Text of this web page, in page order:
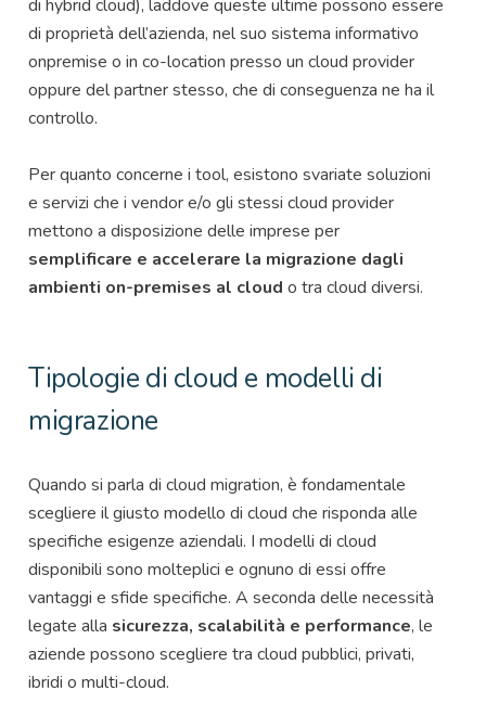
di hybrid cloud), laddove queste ultime possono essere
di proprietà dell’azienda, nel suo sistema informativo
onpremise o in co-location presso un cloud provider
oppure del partner stesso, che di conseguenza ne ha il
controllo.
Per quanto concerne i tool, esistono svariate soluzioni
e servizi che i vendor e/o gli stessi cloud provider
mettono a disposizione delle imprese per
semplificare e accelerare la migrazione dagli
ambienti on-premises al cloud o tra cloud diversi.
Tipologie di cloud e modelli di
migrazione
Quando si parla di cloud migration, è fondamentale
scegliere il giusto modello di cloud che risponda alle
specifiche esigenze aziendali. I modelli di cloud
disponibili sono molteplici e ognuno di essi offre
vantaggi e sfide specifiche. A seconda delle necessità
legate alla sicurezza, scalabilità e performance, le
aziende possono scegliere tra cloud pubblici, privati,
ibridi o multi-cloud.